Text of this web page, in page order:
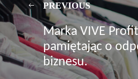
PREVIOUS
Marka VIVE
pamiętając o
biznesu.